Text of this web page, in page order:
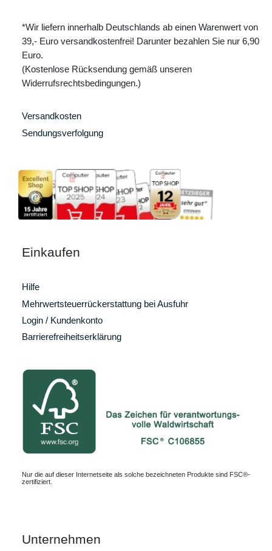
*Wir liefern innerhalb Deutschlands ab einen Warenwert von
39,- Euro versandkostenfrei! Darunter bezahlen Sie nur 6,90
Euro.
(Kostenlose Rücksendung gemäß unseren
Widerrufsrechtsbedingungen.)
Versandkosten
Sendungsverfolgung
Einkaufen
Hilfe
Mehrwertsteuerrückerstattung bei Ausfuhr
Login / Kundenkonto
Barrierefreiheitserklärung
Nur die auf dieser Internetseite als solche bezeichneten Produkte sind FSC®-
zertifiziert.
Unternehmen